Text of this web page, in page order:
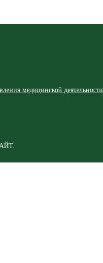
медицинской деятельности